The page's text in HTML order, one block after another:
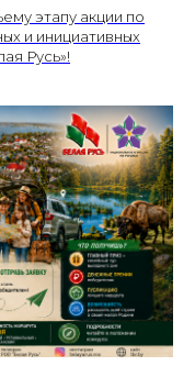
этапу акции по
и инициативных
Русь»!